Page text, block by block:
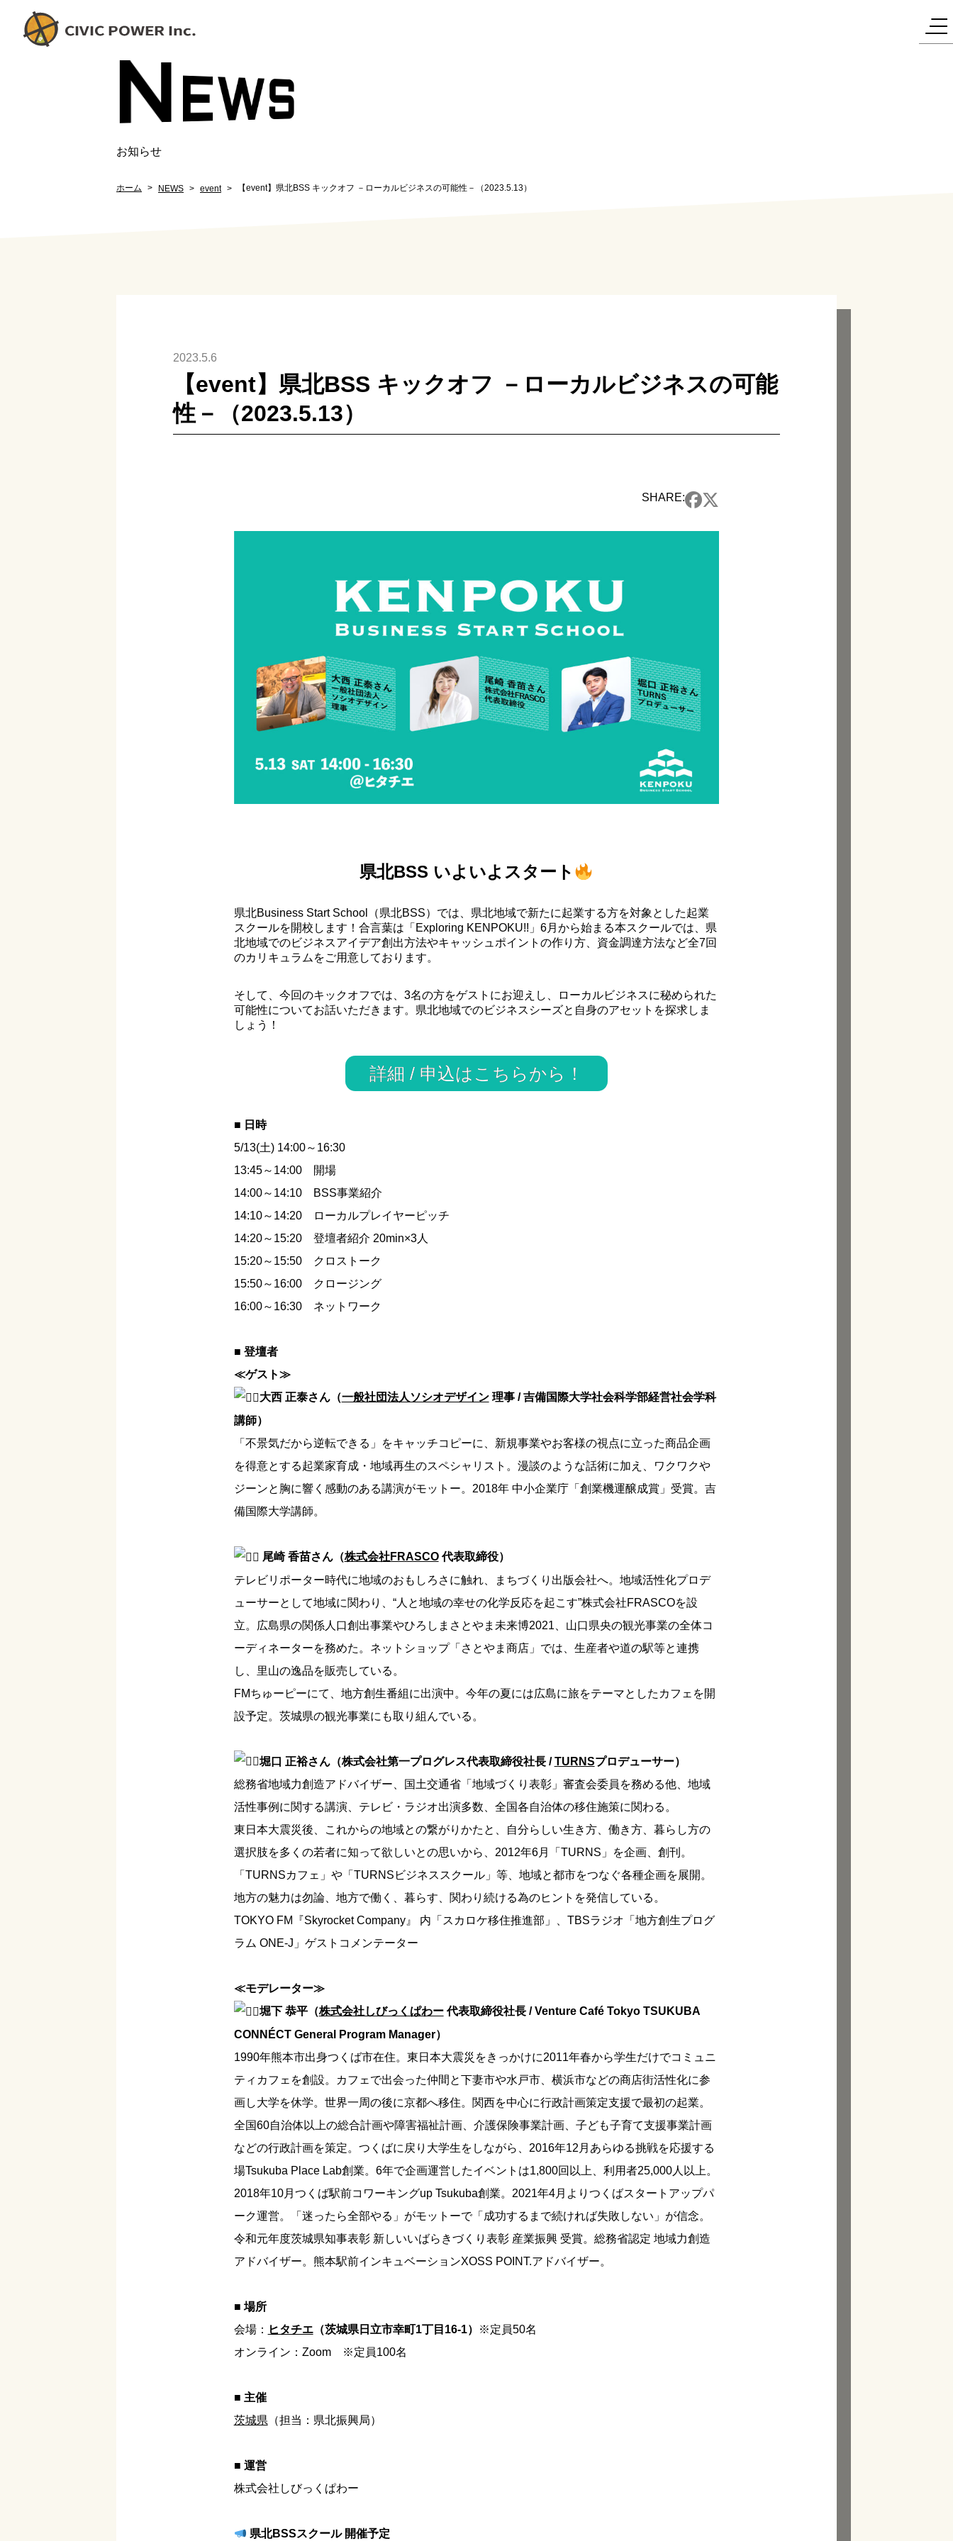
NEW
S
お知らせ
ホーム NEWS event 【event】県北BSS キックオフ －ローカルビジネスの可能性－（2023.5.13）
2023.5.6
【event】県北BSS キックオフ －ローカルビジネスの可能
性－（2023.5.13）
SHARE:
県北BSS いよいよスタート
県北Business Start School（県北BSS）では、県北地域で新たに起業する方を対象とした起業
スクールを開校します！合言葉は「Exploring KENPOKU!!」6月から始まる本スクールでは、県
北地域でのビジネスアイデア創出方法やキャッシュポイントの作り方、資金調達方法など全7回
のカリキュラムをご用意しております。
そして、今回のキックオフでは、3名の方をゲストにお迎えし、ローカルビジネスに秘められた
可能性についてお話いただきます。県北地域でのビジネスシーズと自身のアセットを探求しま
しょう！
詳細 / 申込はこちらから！
■ 日時
5/13(土) 14:00～16:30
13:45～14:00 開場
14:00～14:10 BSS事業紹介
14:10～14:20 ローカルプレイヤーピッチ
14:20～15:20 登壇者紹介 20min×3人
15:20～15:50 クロストーク
15:50～16:00 クロージング
16:00～16:30 ネットワーク
■ 登壇者
≪ゲスト≫
大西 正泰さん（一般社団法人ソシオデザイン理事 / 吉備国際大学社会科学部経営社会学科
講師）
「不景気だから逆転できる」をキャッチコピーに、新規事業やお客様の視点に立った商品企画
を得意とする起業家育成・地域再生のスペシャリスト。漫談のような話術に加え、ワクワクや
ジーンと胸に響く感動のある講演がモットー。2018年 中小企業庁「創業機運醸成賞」受賞。吉
備国際大学講師。
尾崎 香苗さん（株式会社FRASCO代表取締役）
テレビリポーター時代に地域のおもしろさに触れ、まちづくり出版会社へ。地域活性化プロデ
ューサーとして地域に関わり、“人と地域の幸せの化学反応を起こす”株式会社FRASCOを設
立。広島県の関係人口創出事業やひろしまさとやま未来博2021、山口県央の観光事業の全体コ
ーディネーターを務めた。ネットショップ「さとやま商店」では、生産者や道の駅等と連携
し、里山の逸品を販売している。
FMちゅーピーにて、地方創生番組に出演中。今年の夏には広島に旅をテーマとしたカフェを開
設予定。茨城県の観光事業にも取り組んでいる。
堀口 正裕さん（株式会社第一プログレス代表取締役社長 /TURNSプロデューサー）
総務省地域力創造アドバイザー、国土交通省「地域づくり表彰」審査会委員を務める他、地域
活性事例に関する講演、テレビ・ラジオ出演多数、全国各自治体の移住施策に関わる。
東日本大震災後、これからの地域との繋がりかたと、自分らしい生き方、働き方、暮らし方の
選択肢を多くの若者に知って欲しいとの思いから、2012年6月「TURNS」を企画、創刊。
「TURNSカフェ」や「TURNSビジネススクール」等、地域と都市をつなぐ各種企画を展開。
地方の魅力は勿論、地方で働く、暮らす、関わり続ける為のヒントを発信している。
TOKYO FM『Skyrocket Company』 内「スカロケ移住推進部」、TBSラジオ「地方創生プログ
ラム ONE-J」ゲストコメンテーター
≪モデレーター≫
堀下 恭平（株式会社しびっくぱわー代表取締役社長 / Venture Café Tokyo TSUKUBA
CONNÉCT General Program Manager）
1990年熊本市出身つくば市在住。東日本大震災をきっかけに2011年春から学生だけでコミュニ
ティカフェを創設。カフェで出会った仲間と下妻市や水戸市、横浜市などの商店街活性化に参
画し大学を休学。世界一周の後に京都へ移住。関西を中心に行政計画策定支援で最初の起業。
全国60自治体以上の総合計画や障害福祉計画、介護保険事業計画、子ども子育て支援事業計画
などの行政計画を策定。つくばに戻り大学生をしながら、2016年12月あらゆる挑戦を応援する
場Tsukuba Place Lab創業。6年で企画運営したイベントは1,800回以上、利用者25,000人以上。
2018年10月つくば駅前コワーキングup Tsukuba創業。2021年4月よりつくばスタートアップパ
ーク運営。「迷ったら全部やる」がモットーで「成功するまで続ければ失敗しない」が信念。
令和元年度茨城県知事表彰 新しいいばらきづくり表彰 産業振興 受賞。総務省認定 地域力創造
アドバイザー。熊本駅前インキュベーションXOSS POINT.アドバイザー。
■ 場所
会場： ヒタチエ（茨城県日立市幸町1丁目16-1）
※定員50名
オンライン：Zoom ※定員100名
■ 主催
茨城県 （担当：県北振興局）
■ 運営
株式会社しびっくぱわー
県北BSSスクール 開催予定